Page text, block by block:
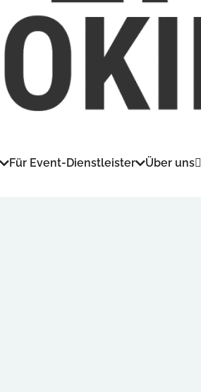
Für Event-Dienstleister Über uns